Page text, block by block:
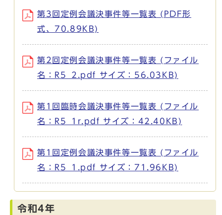
第3回定例会議決事件等一覧表 (PDF形
式、70.89KB)
第2回定例会議決事件等一覧表 (ファイル
名：R5_2.pdf サイズ：56.03KB)
第1回臨時会議決事件等一覧表 (ファイル
名：R5_1r.pdf サイズ：42.40KB)
第1回定例会議決事件等一覧表 (ファイル
名：R5_1.pdf サイズ：71.96KB)
令和4年